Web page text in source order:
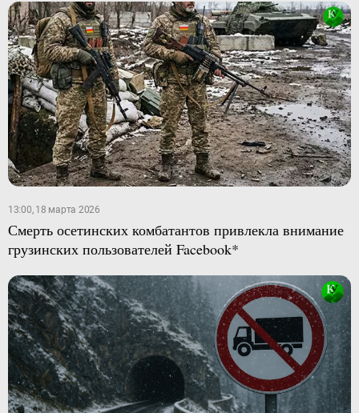
13:00, 18 марта 2026
Смерть осетинских комбатантов привлекла внимание
грузинских пользователей Facebook*